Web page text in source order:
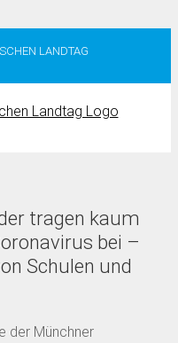
LANDTAG
tragen kaum
bei –
Schulen und
der Münchner